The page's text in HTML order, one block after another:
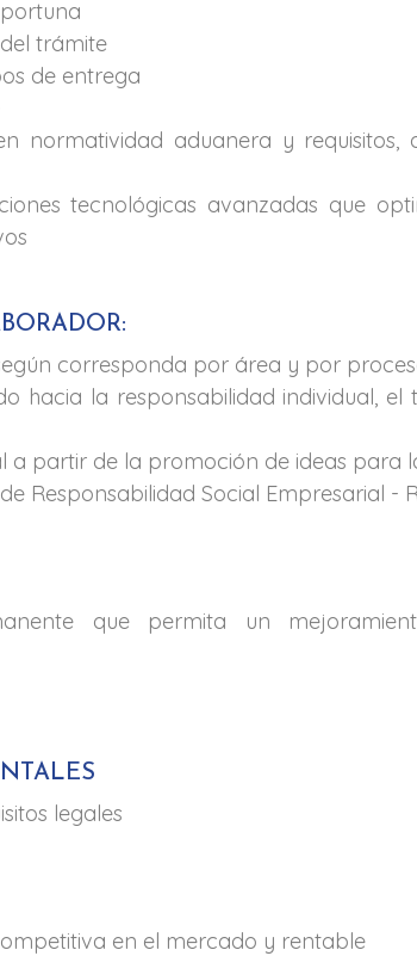
trámite
de entrega
normatividad aduanera y requisitos,
tecnológicas avanzadas que
corresponda por área y por
hacia la responsabilidad individual,
a partir de la promoción de ideas para
Responsabilidad Social Empresarial -
que permita un
legales
en el mercado y rentable